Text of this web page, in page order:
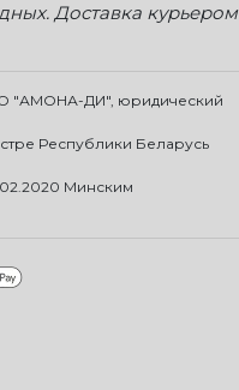
Доставка курьером
"АМОНА-ДИ", юридический
Республики Беларусь
Минским